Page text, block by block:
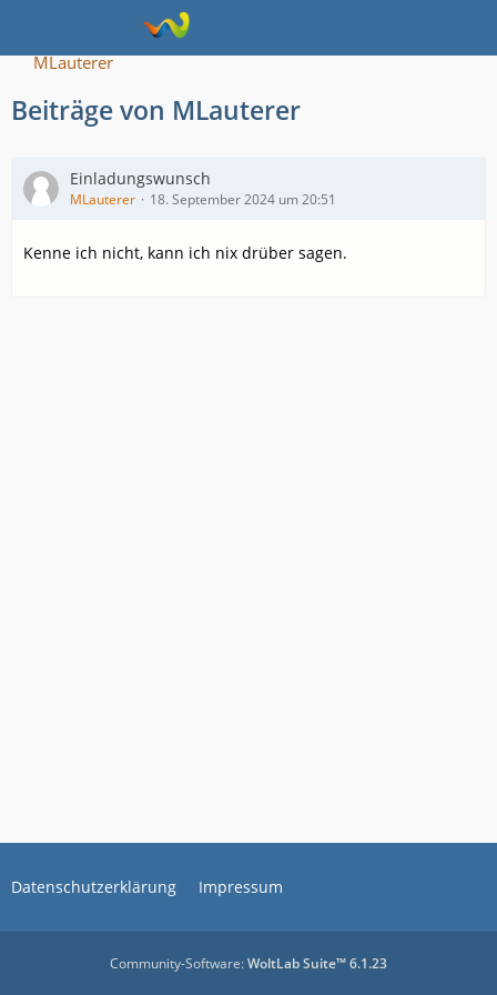
MLauterer
Beiträge von MLauterer
Einladungswunsch
MLauterer 18. September 2024 um 20:51
Kenne ich nicht, kann ich nix drüber sagen.
Datenschutzerklärung Impressum
Community-Software:WoltLab Suite™ 6.1.23